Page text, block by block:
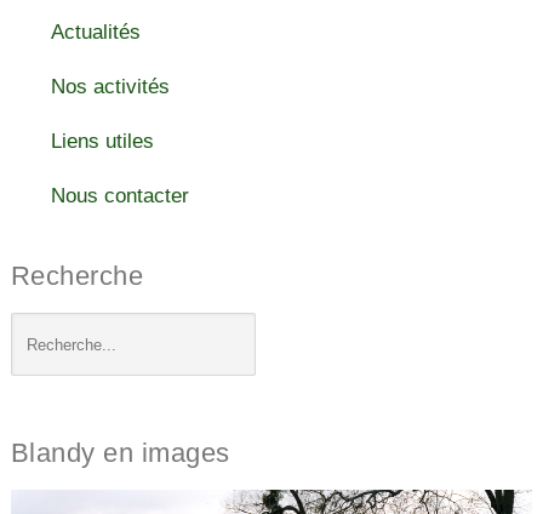
Actualités
Nos activités
Liens utiles
Nous contacter
Recherche
Blandy en images